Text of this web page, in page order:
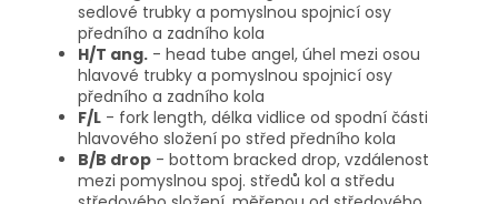
sedlové trubky a pomyslnou spojnicí osy
předního a zadního kola
H/T ang. - head tube angel, úhel mezi osou
hlavové trubky a pomyslnou spojnicí osy
předního a zadního kola
F/L - fork length, délka vidlice od spodní části
hlavového složení po střed předního kola
B/B drop - bottom bracked drop, vzdálenost
mezi pomyslnou spoj. středů kol a středu